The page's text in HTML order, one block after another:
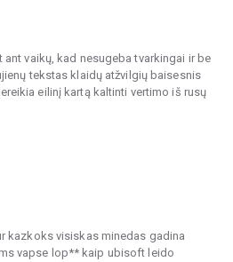
ant vaikų, kad nesugeba tvarkingai ir be
tekstas klaidų atžvilgių baisesnis
eilinį kartą kaltinti vertimo iš rusų
kazkoks visiskas minedas gadina
vapse lop** kaip ubisoft leido